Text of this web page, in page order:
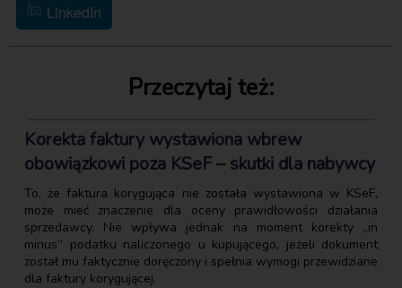
LinkedIn
Przeczytaj też:
Korekta faktury wystawiona wbrew
obowiązkowi poza KSeF – skutki dla nabywcy
To, że faktura korygująca nie została wystawiona w KSeF,
może mieć znaczenie dla oceny prawidłowości działania
sprzedawcy. Nie wpływa jednak na moment korekty „in
minus” podatku naliczonego u kupującego, jeżeli dokument
został mu faktycznie doręczony i spełnia wymogi przewidziane
dla faktury korygującej.